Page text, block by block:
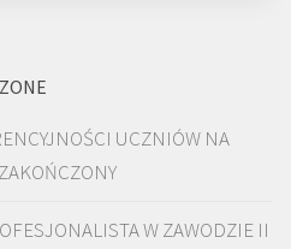
UCZNIÓW NA
W ZAWODZIE II